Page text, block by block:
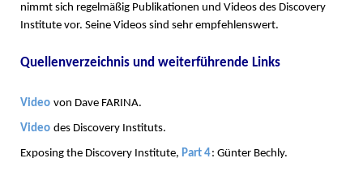
nimmt sich regelmäßig Publikationen und Videos des Discovery
Institute vor. Seine Videos sind sehr empfehlenswert.
Quellenverzeichnis und weiterführende Links
Video von Dave FARINA.
Video des Discovery Instituts.
Exposing the Discovery Institute, Part 4: Günter Bechly.